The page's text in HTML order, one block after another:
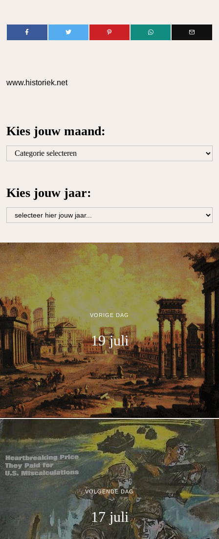
www.historiek.net
Kies jouw maand:
Kies
Kies jouw jaar:
VORIGE DAG
19 juli
VOLGENDE DAG
17 juli